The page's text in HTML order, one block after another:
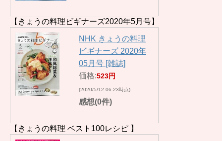
【きょうの料理ビギナーズ2020年5月号】
NHK きょうの料理
ビギナーズ 2020年
05月号 [雑誌]
価格:523円
(2020/5/12 06:23時点)
感想(0件)
【きょうの料理 ベスト100レシピ 】